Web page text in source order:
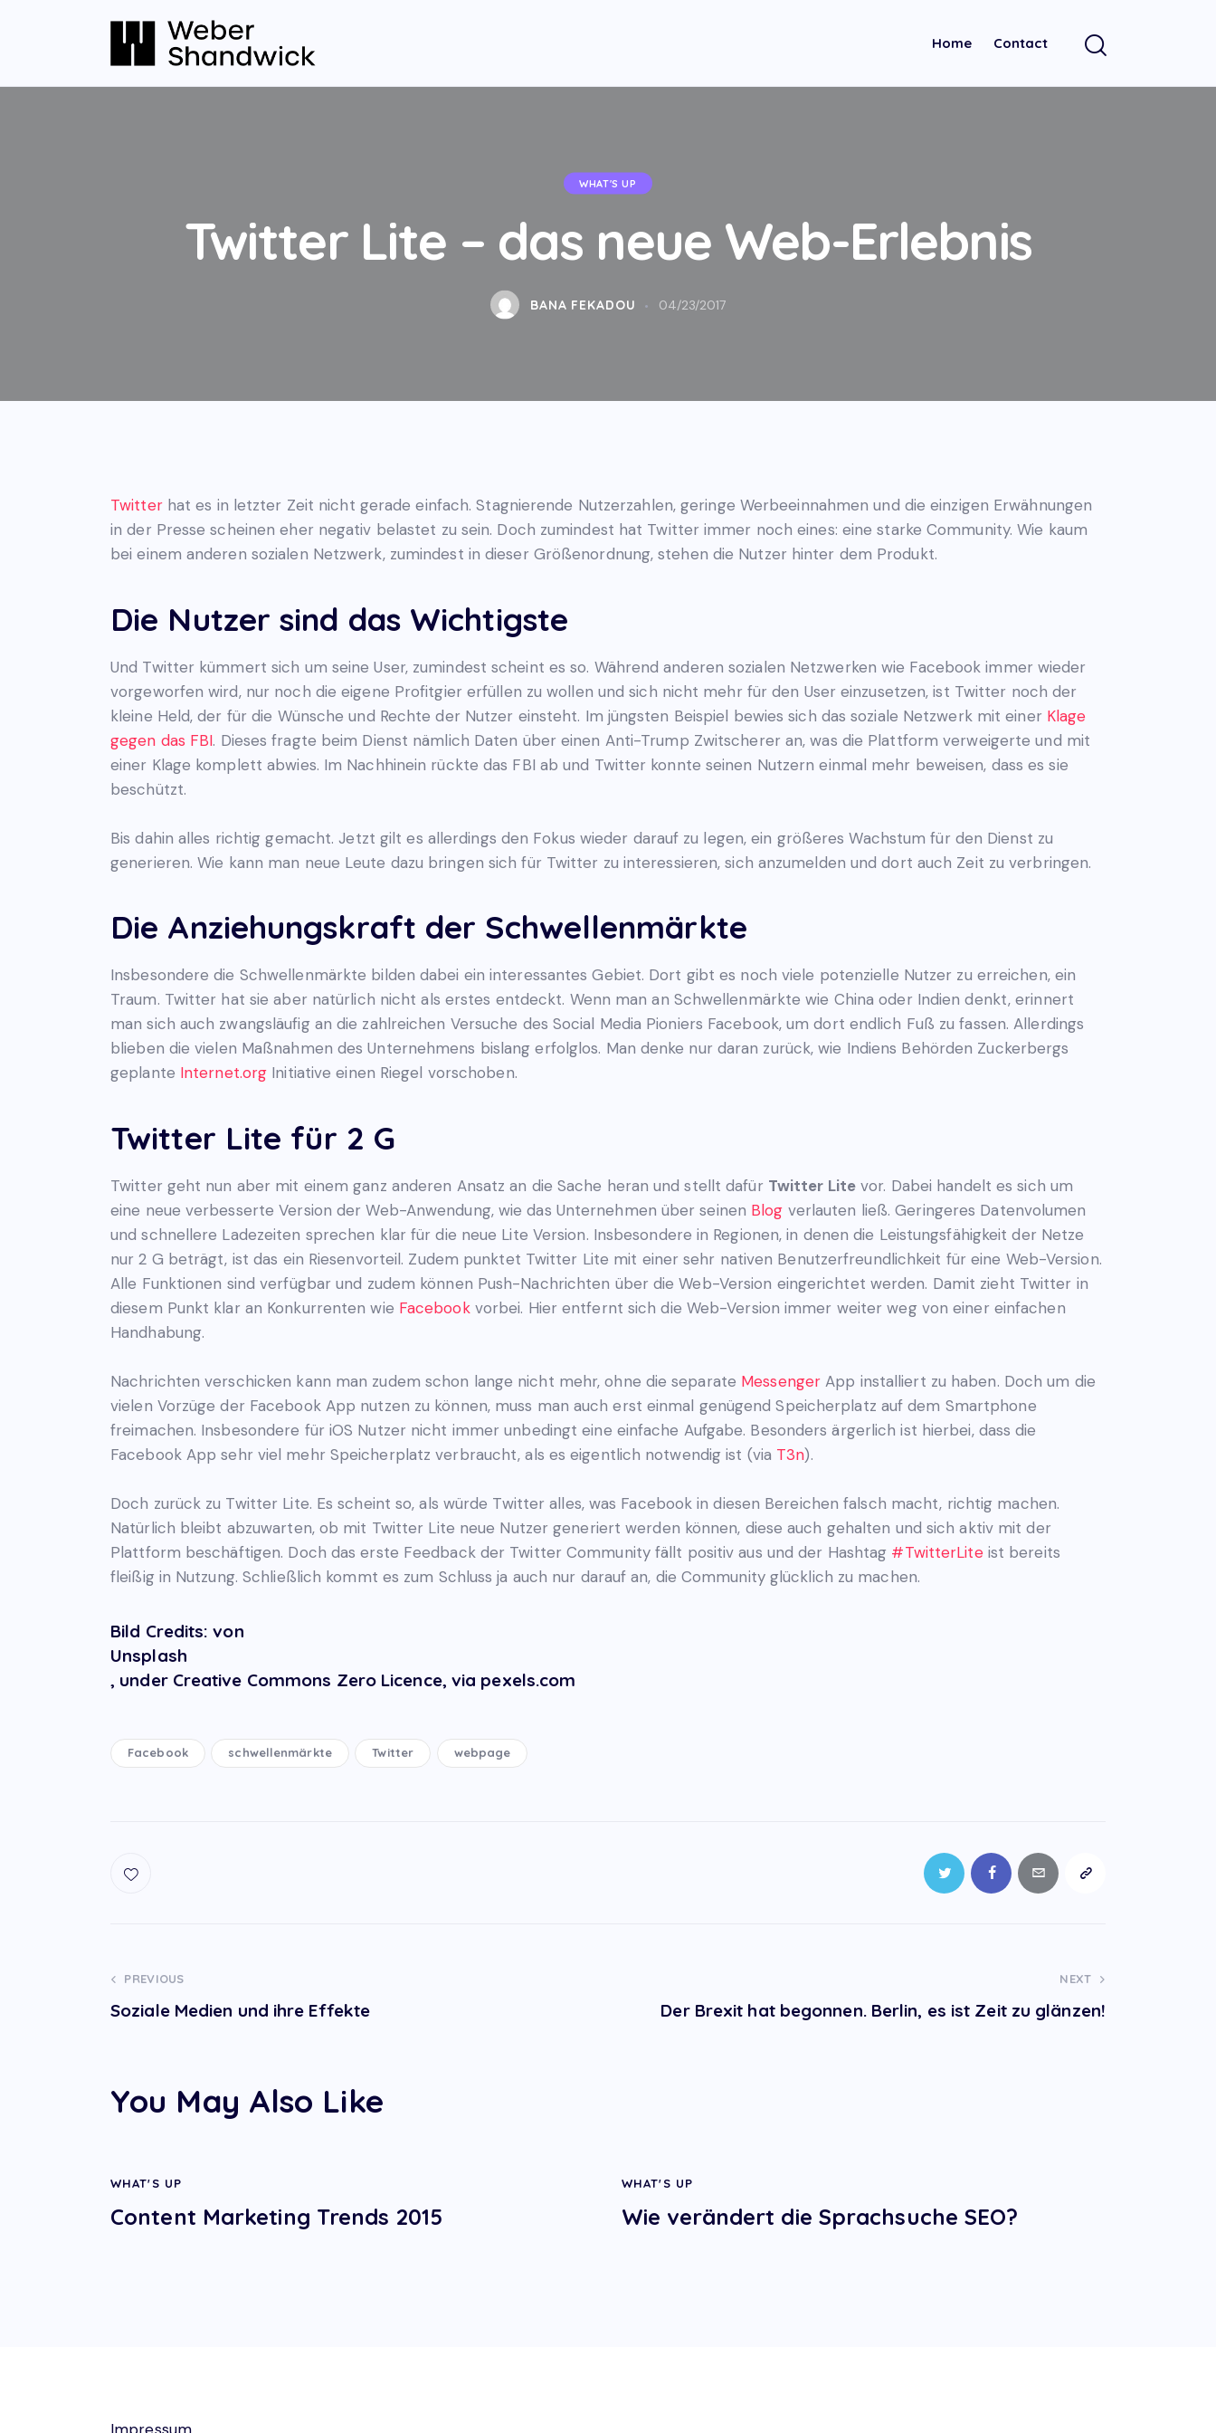
Home Contact
WHAT'S UP
Twitter Lite – das neue Web-Erlebnis
BANA FEKADOU 04/23/2017
Twitterhat es in letzter Zeit nicht gerade einfach. Stagnierende Nutzerzahlen, geringe Werbeeinnahmen und die einzigen Erwähnungen
in der Presse scheinen eher negativ belastet zu sein. Doch zumindest hat Twitter immer noch eines: eine starke Community. Wie kaum
bei einem anderen sozialen Netzwerk, zumindest in dieser Größenordnung, stehen die Nutzer hinter dem Produkt.
Die Nutzer sind das Wichtigste
Und Twitter kümmert sich um seine User, zumindest scheint es so. Während anderen sozialen Netzwerken wie Facebook immer wieder
vorgeworfen wird, nur noch die eigene Profitgier erfüllen zu wollen und sich nicht mehr für den User einzusetzen, ist Twitter noch der
kleine Held, der für die Wünsche und Rechte der Nutzer einsteht. Im jüngsten Beispiel bewies sich das soziale Netzwerk mit einer Klage
gegen das FBI. Dieses fragte beim Dienst nämlich Daten über einen Anti-Trump Zwitscherer an, was die Plattform verweigerte und mit
einer Klage komplett abwies. Im Nachhinein rückte das FBI ab und Twitter konnte seinen Nutzern einmal mehr beweisen, dass es sie
beschützt.
Bis dahin alles richtig gemacht. Jetzt gilt es allerdings den Fokus wieder darauf zu legen, ein größeres Wachstum für den Dienst zu
generieren. Wie kann man neue Leute dazu bringen sich für Twitter zu interessieren, sich anzumelden und dort auch Zeit zu verbringen.
Die Anziehungskraft der Schwellenmärkte
Insbesondere die Schwellenmärkte bilden dabei ein interessantes Gebiet. Dort gibt es noch viele potenzielle Nutzer zu erreichen, ein
Traum. Twitter hat sie aber natürlich nicht als erstes entdeckt. Wenn man an Schwellenmärkte wie China oder Indien denkt, erinnert
man sich auch zwangsläufig an die zahlreichen Versuche des Social Media Pioniers Facebook, um dort endlich Fuß zu fassen. Allerdings
blieben die vielen Maßnahmen des Unternehmens bislang erfolglos. Man denke nur daran zurück, wie Indiens Behörden Zuckerbergs
geplante Internet.org Initiative einen Riegel vorschoben.
Twitter Lite für 2 G
Twitter geht nun aber mit einem ganz anderen Ansatz an die Sache heran und stellt dafür Twitter Lite vor. Dabei handelt es sich um
eine neue verbesserte Version der Web-Anwendung, wie das Unternehmen über seinen Blog verlauten ließ. Geringeres Datenvolumen
und schnellere Ladezeiten sprechen klar für die neue Lite Version. Insbesondere in Regionen, in denen die Leistungsfähigkeit der Netze
nur 2 G beträgt, ist das ein Riesenvorteil. Zudem punktet Twitter Lite mit einer sehr nativen Benutzerfreundlichkeit für eine Web-Version.
Alle Funktionen sind verfügbar und zudem können Push-Nachrichten über die Web-Version eingerichtet werden. Damit zieht Twitter in
diesem Punkt klar an Konkurrenten wie Facebookvorbei. Hier entfernt sich die Web-Version immer weiter weg von einer einfachen
Handhabung.
Nachrichten verschicken kann man zudem schon lange nicht mehr, ohne die separate Messenger App installiert zu haben. Doch um die
vielen Vorzüge der Facebook App nutzen zu können, muss man auch erst einmal genügend Speicherplatz auf dem Smartphone
freimachen. Insbesondere für iOS Nutzer nicht immer unbedingt eine einfache Aufgabe. Besonders ärgerlich ist hierbei, dass die
Facebook App sehr viel mehr Speicherplatz verbraucht, als es eigentlich notwendig ist (via T3n).
Doch zurück zu Twitter Lite. Es scheint so, als würde Twitter alles, was Facebook in diesen Bereichen falsch macht, richtig machen.
Natürlich bleibt abzuwarten, ob mit Twitter Lite neue Nutzer generiert werden können, diese auch gehalten und sich aktiv mit der
Plattform beschäftigen. Doch das erste Feedback der Twitter Community fällt positiv aus und der Hashtag #TwitterLiteist bereits
fleißig in Nutzung. Schließlich kommt es zum Schluss ja auch nur darauf an, die Community glücklich zu machen.
Bild Credits: von
Unsplash
, under Creative Commons Zero Licence, via pexels.com
Facebook schwellenmärkte Twitter webpage
Post
navigation
PREVIOUS
Soziale Medien und ihre Effekte
NEXT
Der Brexit hat begonnen. Berlin, es ist Zeit zu glänzen!
You May Also Like
WHAT'S UP
Content Marketing Trends 2015
WHAT'S UP
Wie verändert die Sprachsuche SEO?